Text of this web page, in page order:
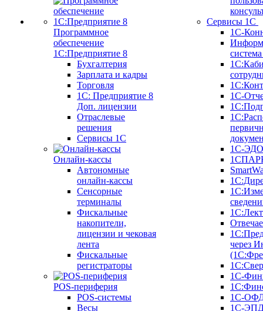
Программное
обеспечение
1С:Предприятие 8
Бухгалтерия
Зарплата и кадры
Торговля
1C: Предприятие 8
Доп. лицензии
Отраслевые
решения
Сервисы 1С
Онлайн-кассы
Автономные
онлайн-кассы
Сенсорные
терминалы
Фискальные
накопители,
лицензии и чековая
лента
Фискальные
регистраторы
POS-периферия
POS-системы
Весы
Сервисы 1С
1С-
1С-
1С-ЭДО
через
1С-
1С-
1С-